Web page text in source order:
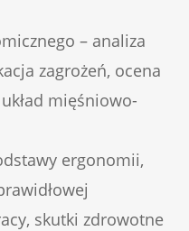
– analiza
zagrożeń, ocena
mięśniowo-
ergonomii,
skutki zdrowotne